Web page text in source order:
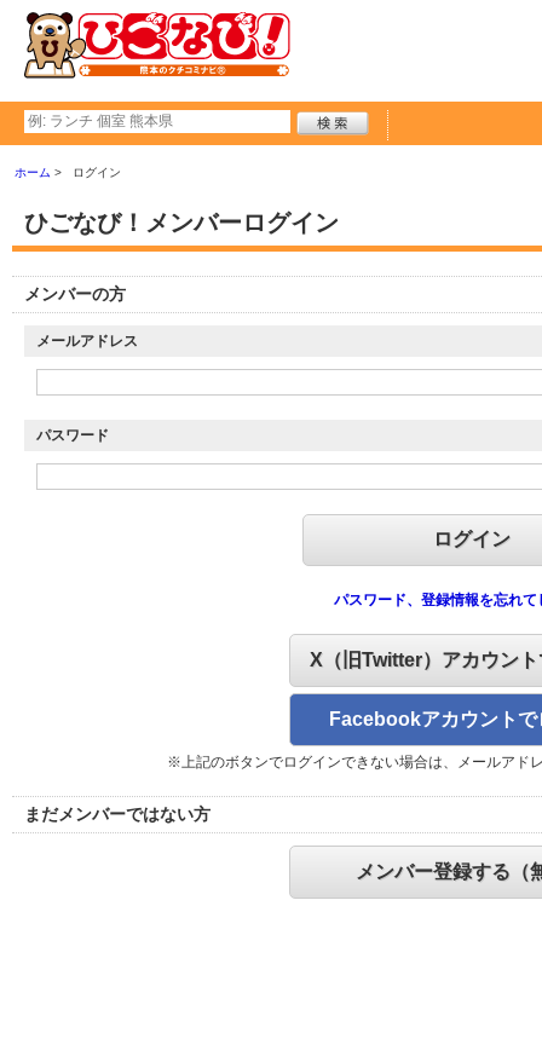
ホーム ログイン
ひごなび！メンバーログイン
メンバーの方
メールアドレス
パスワード
パスワード、登録情報を忘れて
X（旧Twitter）アカウン
Facebookアカウントで
※上記のボタンでログインできない場合は、メールアド
まだメンバーではない方
メンバー登録する（